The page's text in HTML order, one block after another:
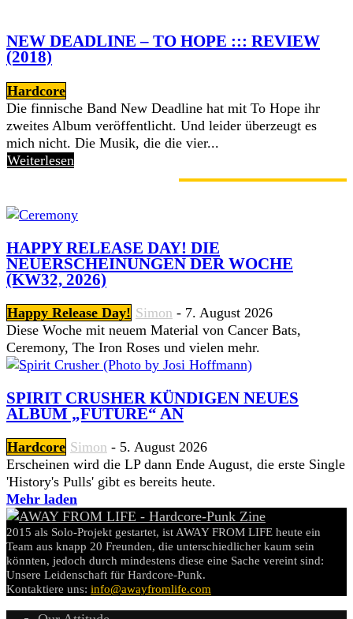
NEW DEADLINE – TO HOPE ::: REVIEW
(2018)
Hardcore
Die finnische Band New Deadline hat mit To Hope ihr
zweites Album veröffentlicht. Und leider überzeugt es
mich nicht. Die Musik, die die vier...
Weiterlesen
HAPPY RELEASE DAY! DIE
NEUERSCHEINUNGEN DER WOCHE
(KW32, 2026)
Happy Release Day! Simon - 7. August 2026
Diese Woche mit neuem Material von Cancer Bats,
Ceremony, The Iron Roses und vielen mehr.
SPIRIT CRUSHER KÜNDIGEN NEUES
ALBUM „FUTURE“ AN
Hardcore Simon - 5. August 2026
Erscheinen wird die LP dann Ende August, die erste Single
'History's Pulls' gibt es bereits heute.
Mehr laden
2015 als Solo-Projekt gestartet, ist AWAY FROM LIFE heute ein
Team aus knapp 20 Freunden, die unterschiedlicher kaum sein
könnten, jedoch durch mindestens diese eine Sache vereint sind:
Unsere Leidenschaft für Hardcore-Punk.
Kontaktiere uns: info@awayfromlife.com